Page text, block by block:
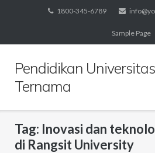
1800-345-6789
Sample Page
Pendidikan Universitas
Ternama
Tag: Inovasi dan
di Rangsit University